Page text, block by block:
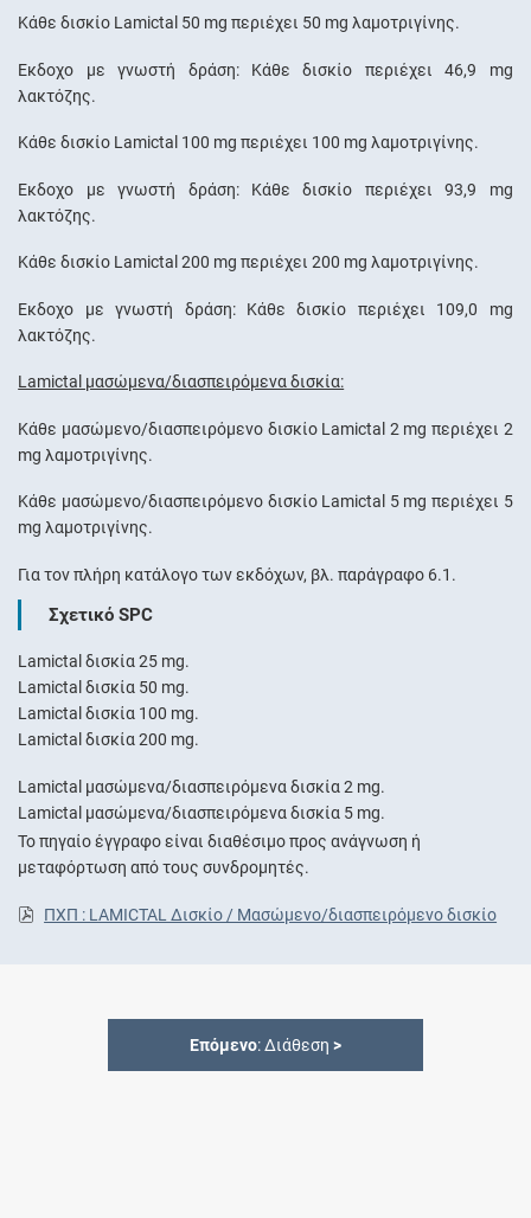
Κάθε δισκίο Lamictal 50 mg περιέχει 50 mg λαμοτριγίνης.
Έκδοχο με γνωστή δράση: Κάθε δισκίο περιέχει 46,9 mg
λακτόζης.
Κάθε δισκίο Lamictal 100 mg περιέχει 100 mg λαμοτριγίνης.
Έκδοχο με γνωστή δράση: Κάθε δισκίο περιέχει 93,9 mg
λακτόζης.
Κάθε δισκίο Lamictal 200 mg περιέχει 200 mg λαμοτριγίνης.
Έκδοχο με γνωστή δράση: Κάθε δισκίο περιέχει 109,0 mg
λακτόζης.
Lamictal μασώμενα/διασπειρόμενα δισκία:
Κάθε μασώμενο/διασπειρόμενο δισκίο Lamictal 2 mg περιέχει 2
mg λαμοτριγίνης.
Κάθε μασώμενο/διασπειρόμενο δισκίο Lamictal 5 mg περιέχει 5
mg λαμοτριγίνης.
Για τον πλήρη κατάλογο των εκδόχων, βλ. παράγραφο 6.1.
Σχετικό SPC
Lamictal δισκία 25 mg.
Lamictal δισκία 50 mg.
Lamictal δισκία 100 mg.
Lamictal δισκία 200 mg.
Lamictal μασώμενα/διασπειρόμενα δισκία 2 mg.
Lamictal μασώμενα/διασπειρόμενα δισκία 5 mg.
Το πηγαίο έγγραφο είναι διαθέσιμο προς ανάγνωση ή
μεταφόρτωση από τους συνδρομητές.
ΠΧΠ : LAMICTAL Δισκίο / Μασώμενο/διασπειρόμενο δισκίο
Επόμενο: Διάθεση >